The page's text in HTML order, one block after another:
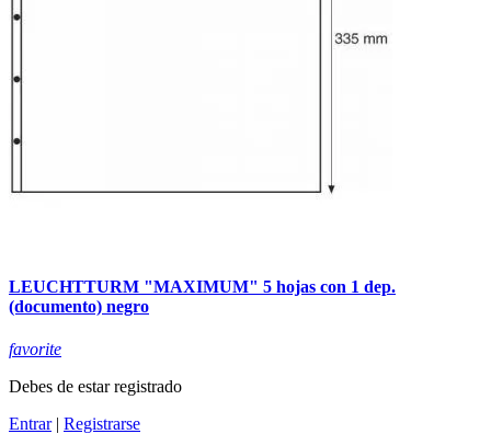
LEUCHTTURM "MAXIMUM" 5 hojas con 1 dep.
(documento) negro
favorite
Debes de estar registrado
Entrar| Registrarse